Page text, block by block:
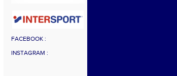
FACEBOOK :
INSTAGRAM :